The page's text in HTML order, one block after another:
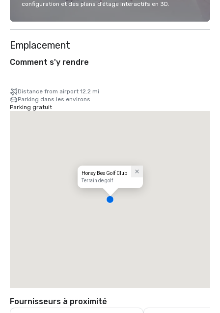
configuration et des plans d’étage interactifs en 3D.
Emplacement
Comment s'y rendre
Distance from airport 12.2 mi
Parking dans les environs
Parking gratuit
Honey Bee Golf Club
Terrain de golf
Fournisseurs à proximité